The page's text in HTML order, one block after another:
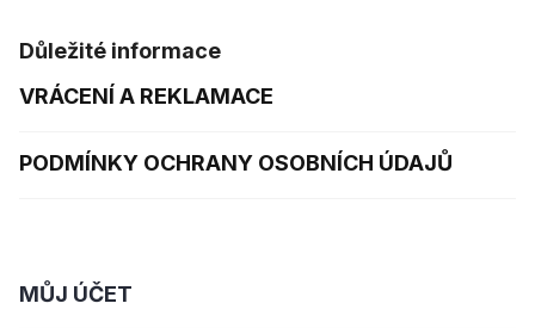
Důležité informace
VRÁCENÍ A REKLAMACE
PODMÍNKY OCHRANY OSOBNÍCH ÚDAJŮ
MŮJ ÚČET